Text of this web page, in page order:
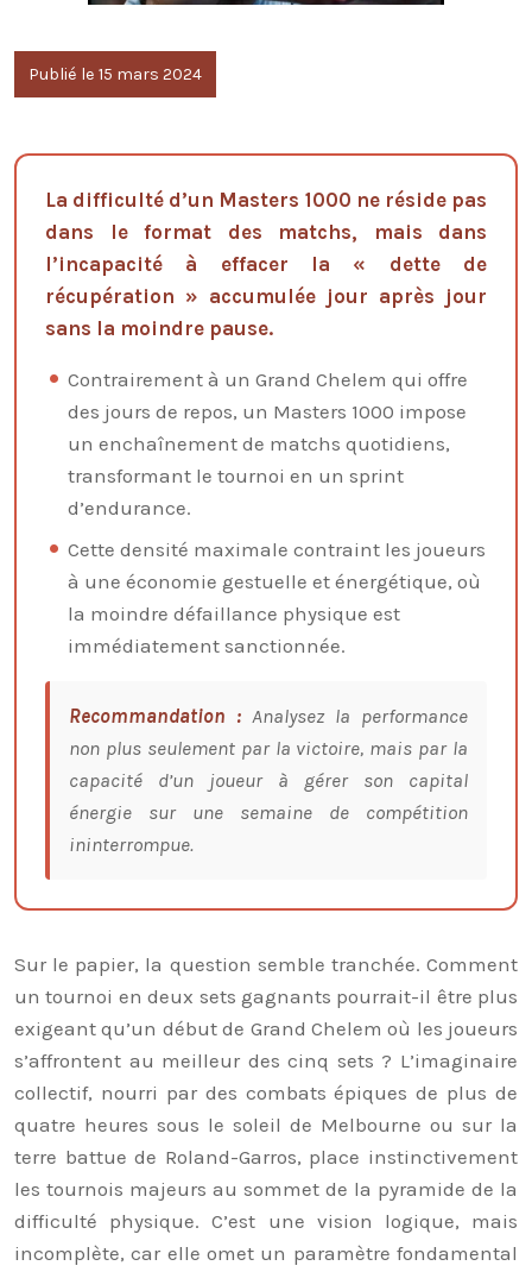
Publié le 15 mars 2024
La difficulté d’un Masters 1000 ne réside pas
dans le format des matchs, mais dans
l’incapacité à effacer la « dette de
récupération » accumulée jour après jour
sans la moindre pause.
Contrairement à un Grand Chelem qui offre
des jours de repos, un Masters 1000 impose
un enchaînement de matchs quotidiens,
transformant le tournoi en un sprint
d’endurance.
Cette densité maximale contraint les joueurs
à une économie gestuelle et énergétique, où
la moindre défaillance physique est
immédiatement sanctionnée.
Recommandation : Analysez la performance
non plus seulement par la victoire, mais par la
capacité d’un joueur à gérer son capital
énergie sur une semaine de compétition
ininterrompue.
Sur le papier, la question semble tranchée. Comment
un tournoi en deux sets gagnants pourrait-il être plus
exigeant qu’un début de Grand Chelem où les joueurs
s’affrontent au meilleur des cinq sets ? L’imaginaire
collectif, nourri par des combats épiques de plus de
quatre heures sous le soleil de Melbourne ou sur la
terre battue de Roland-Garros, place instinctivement
les tournois majeurs au sommet de la pyramide de la
difficulté physique. C’est une vision logique, mais
incomplète, car elle omet un paramètre fondamental